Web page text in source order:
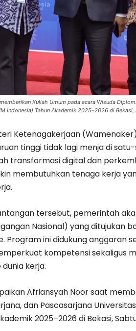
Kuliah Umum pada acara Wisuda
Indonesia) Tahun Akademik 2025–2026 di
Ketenagakerjaan
tinggi tidak lagi menja di
transformasi digital dan
membutuhkan tenaga kerja
tersebut, pemerintah
Nasional) yang ditujukan
Program ini didukung anggaran
kompetensi sekaligus
kerja.
Afriansyah Noor saat
dan Pascasarjana
2025–2026 di Bekasi,